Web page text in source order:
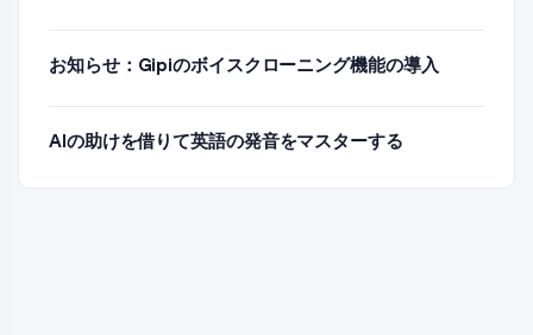
お知らせ：Gipiのボイスクローニング機能の導入
AIの助けを借りて英語の発音をマスターする